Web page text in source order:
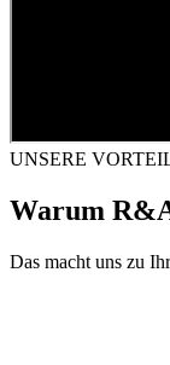
UNSERE
Warum
Das macht uns zu